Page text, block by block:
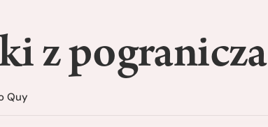
z pogranicza
Quy